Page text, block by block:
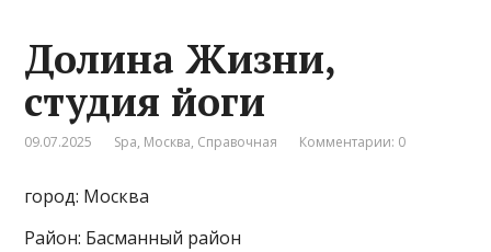
Долина Жизни,
студия йоги
09.07.2025 Spa, Москва, Справочная Комментарии: 0
город: Москва
Район: Басманный район